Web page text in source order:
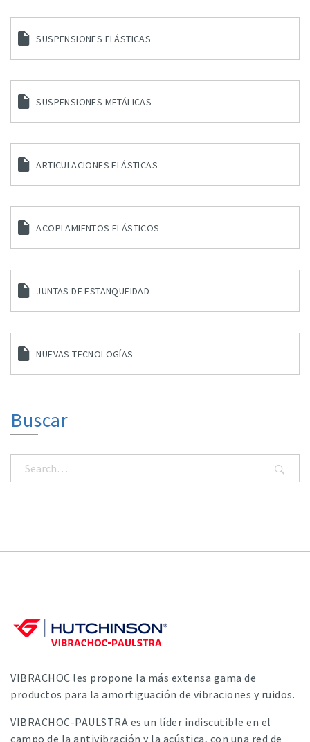
SUSPENSIONES ELÁSTICAS
SUSPENSIONES METÁLICAS
ARTICULACIONES ELÁSTICAS
ACOPLAMIENTOS ELÁSTICOS
JUNTAS DE ESTANQUEIDAD
NUEVAS TECNOLOGÍAS
Buscar
VIBRACHOC les propone la más extensa gama de
productos para la amortiguación de vibraciones y ruidos.
VIBRACHOC-PAULSTRA es un líder indiscutible en el
campo de la antivibración y la acústica, con una red de